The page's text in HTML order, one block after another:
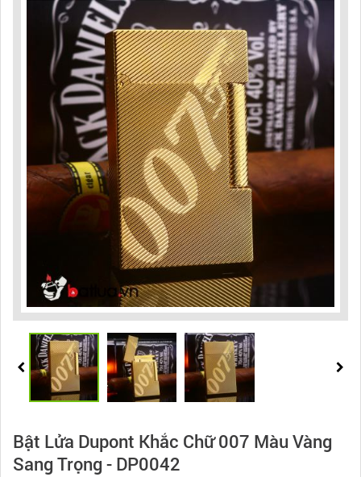
Bật Lửa Dupont Khắc Chữ 007 Màu Vàng
Sang Trọng - DP0042